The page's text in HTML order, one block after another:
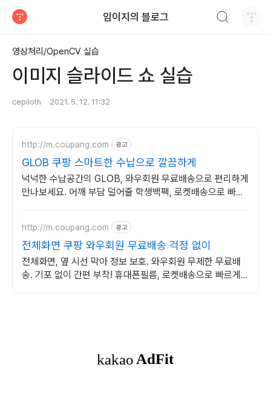
임이지의 블로그
영상처리/OpenCV 실습
이미지 슬라이드 쇼 실습
cepiloth 2021. 5. 12. 11:32
http://m.coupang.com 광고
GLOB 쿠팡 스마트한 수납으로 깔끔하게
넉넉한 수납공간의 GLOB, 와우회원 무료배송으로 편리하게
만나보세요. 어깨 부담 덜어줄 학생백팩, 로켓배송으로 빠르
http://m.coupang.com 광고
전체화면 쿠팡 와우회원 무료배송 걱정 없이
전체화면, 옆 시선 막아 정보 보호. 와우회원 무제한 무료배
송. 기포 없이 간편 부착! 휴대폰필름, 로켓배송으로 빠르게